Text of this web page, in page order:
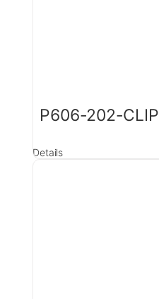
P606-202-CLIP
Details